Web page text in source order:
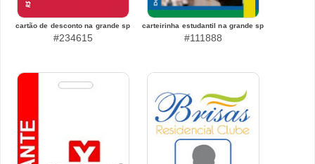
cartão de desconto na grande sp
#234615
carteirinha estudantil na grande sp
#111888